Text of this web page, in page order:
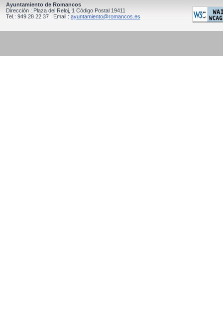
Ayuntamiento de Romancos
Dirección : Plaza del Reloj, 1 Código Postal 19411
Tel.: 949 28 22 37 Email : ayuntamiento@romancos.es